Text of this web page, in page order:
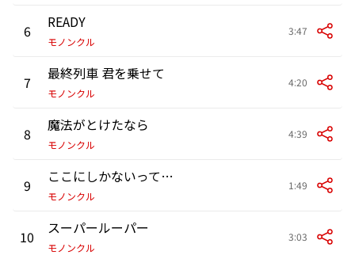
6 READY
モノンクル
3:47
7 最終列車 君を乗せて
モノンクル
4:20
8 魔法がとけたなら
モノンクル
4:39
9 ここにしかないって言って
モノンクル
1:49
10 スーパールーパー
モノンクル
3:03